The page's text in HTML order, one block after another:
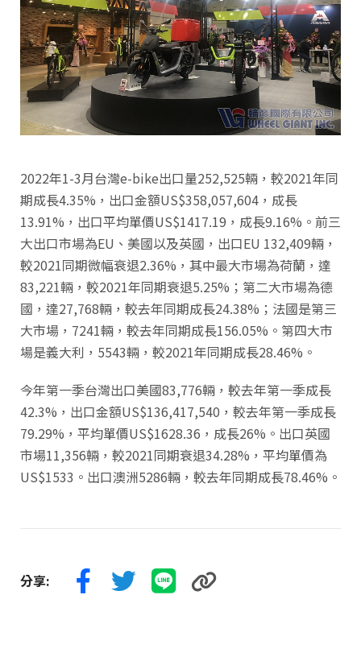
2022年1-3月台灣e-bike出口量252,525輛，較2021年同
期成長4.35%，出口金額US$358,057,604，成長
13.91%，出口平均單價US$1417.19，成長9.16%。前三
大出口市場為EU、美國以及英國，出口EU 132,409輛，
較2021同期微幅衰退2.36%，其中最大市場為荷蘭，達
83,221輛，較2021年同期衰退5.25%；第二大市場為德
國，達27,768輛，較去年同期成長24.38%；法國是第三
大市場，7241輛，較去年同期成長156.05%。第四大市
場是義大利，5543輛，較2021年同期成長28.46%。
今年第一季台灣出口美國83,776輛，較去年第一季成長
42.3%，出口金額US$136,417,540，較去年第一季成長
79.29%，平均單價US$1628.36，成長26%。出口英國
市場11,356輛，較2021同期衰退34.28%，平均單價為
US$1533。出口澳洲5286輛，較去年同期成長78.46%。
分享: